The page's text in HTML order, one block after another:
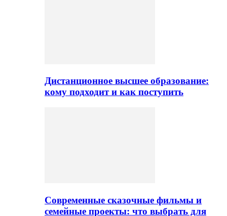
Дистанционное высшее образование:
кому подходит и как поступить
Современные сказочные фильмы и
семейные проекты: что выбрать для